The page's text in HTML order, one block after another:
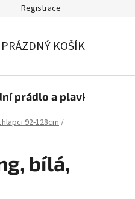
Registrace
PRÁZDNÝ KOŠÍK
prádlo a plavky
92-128cm/
bílá,